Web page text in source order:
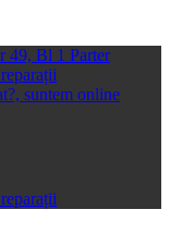
49, Bl 1 Parter
suntem online